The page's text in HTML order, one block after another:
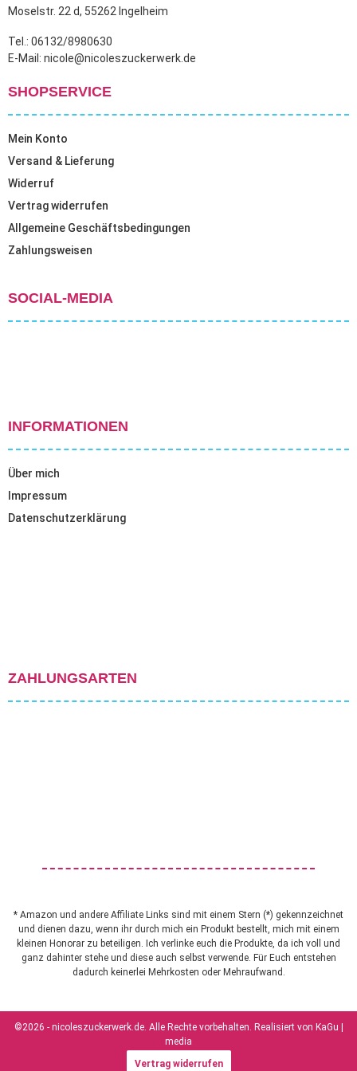
Moselstr. 22 d, 55262 Ingelheim
Tel.: 06132/8980630
E-Mail: nicole@nicoleszuckerwerk.de
SHOPSERVICE
Mein Konto
Versand & Lieferung
Widerruf
Vertrag widerrufen
Allgemeine Geschäftsbedingungen
Zahlungsweisen
SOCIAL-MEDIA
INFORMATIONEN
Über mich
Impressum
Datenschutzerklärung
ZAHLUNGSARTEN
* Amazon und andere Affiliate Links sind mit einem Stern (*) gekennzeichnet
und dienen dazu, wenn ihr durch mich ein Produkt bestellt, mich mit einem
kleinen Honorar zu beteiligen. Ich verlinke euch die Produkte, da ich voll und
ganz dahinter stehe und diese auch selbst verwende. Für Euch entstehen
dadurch keinerlei Mehrkosten oder Mehraufwand.
©2026 - nicoleszuckerwerk.de. Alle Rechte vorbehalten. Realisiert von KaGu |
media
Vertrag widerrufen